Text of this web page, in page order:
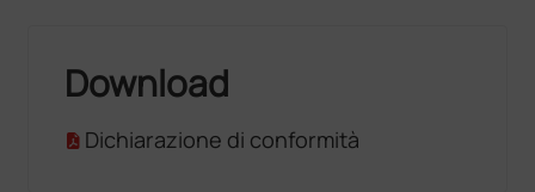
Download
Dichiarazione di conformità